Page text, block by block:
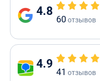
4.8
60отзывов
4.9
41 отзывов